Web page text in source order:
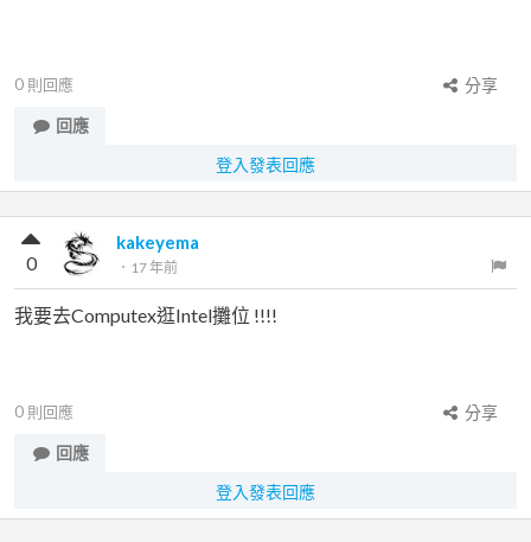
0 則回應
分享
回應
登入發表回應
kakeyema
． 17 年前
0
我要去Computex逛Intel攤位 !!!!
0 則回應
分享
回應
登入發表回應